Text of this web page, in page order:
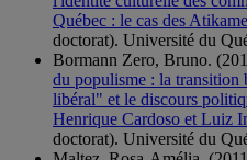
Québec : le cas des
doctorat). Université du
Bormann Zero, Bruno.
du populisme : la transition
libéral" et le discours
Henrique Cardoso et Luiz
doctorat). Université du